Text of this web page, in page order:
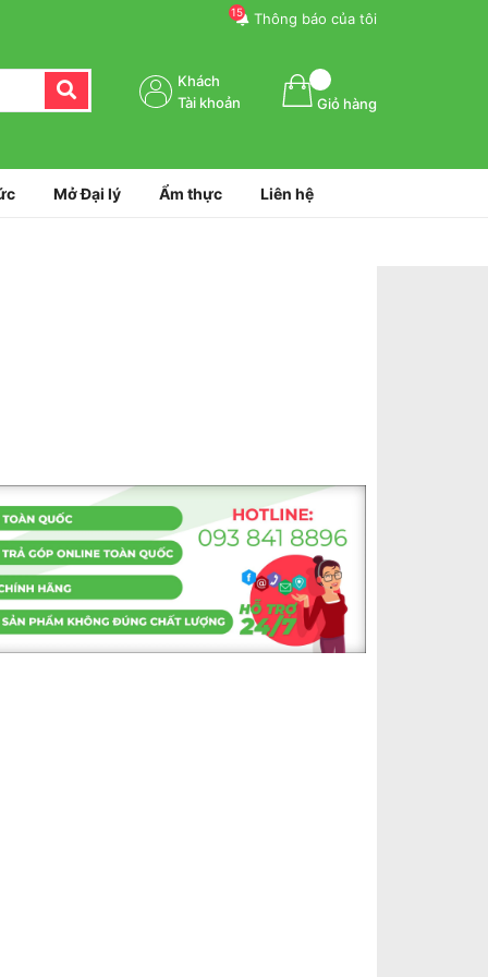
Thông báo của tôi
15
Giỏ hàng
Khách
Tài khoản
Mở Đại lý Ẩm thực Liên hệ